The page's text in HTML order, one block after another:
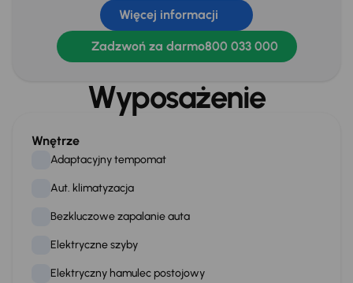
Więcej informacji
Zadzwoń za darmo800 033 000
Wyposażenie
Wnętrze
Adaptacyjny tempomat
Aut. klimatyzacja
Bezkluczowe zapalanie auta
Elektryczne szyby
Elektryczny hamulec postojowy